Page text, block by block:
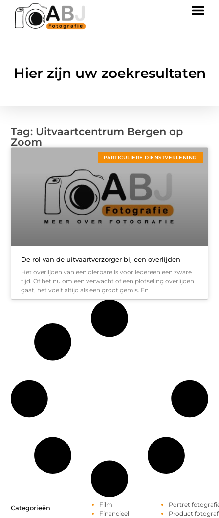
Hier zijn uw zoekresultaten
Tag: Uitvaartcentrum Bergen op
Zoom
PARTICULIERE DIENSTVERLENING
De rol van de uitvaartverzorger bij een overlijden
Het overlijden van een dierbare is voor iedereen een zware
tijd. Of het nu om een verwacht of een plotseling overlijden
gaat, het voelt altijd als een groot gemis. En
Categorieën
Film
Financieel
Portret
Product